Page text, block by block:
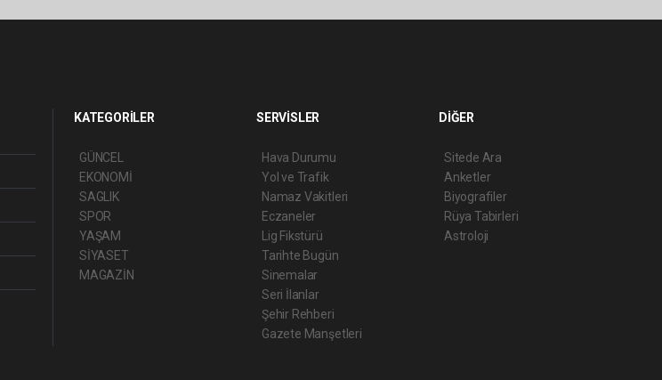
KATEGORİLER
GÜNCEL
EKONOMİ
SAGLIK
SPOR
YAŞAM
SİYASET
MAGAZİN
SERVİSLER
Hava Durumu
Yol ve Trafik
Namaz Vakitleri
Eczaneler
Lig Fikstürü
Tarihte Bugün
Sinemalar
Seri İlanlar
Şehir Rehberi
Gazete Manşetleri
DİĞER
Sitede Ara
Anketler
Biyografiler
Rüya Tabirleri
Astroloji